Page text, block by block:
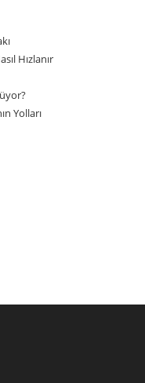
Hızlanır
Yolları